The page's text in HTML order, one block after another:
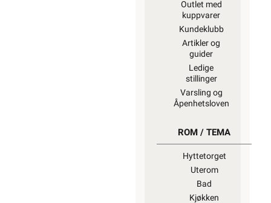
Outlet med
kuppvarer
Kundeklubb
Artikler og
guider
Ledige
stillinger
Varsling og
Åpenhetsloven
ROM / TEMA
Hyttetorget
Uterom
Bad
Kjøkken